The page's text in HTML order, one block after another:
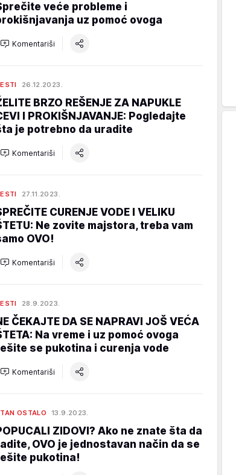
veće probleme i
uz pomoć ovoga
Komentariši
26.12.2023.
BRZO REŠENJE ZA NAPUKLE
I PROKIŠNJAVANJE: Pogledajte
je potrebno da uradite
Komentariši
27.11.2023.
CURENJE VODE I VELIKU
Ne zovite majstora, treba vam
OVO!
Komentariši
28.9.2023.
ČEKAJTE DA SE NAPRAVI JOŠ VEĆA
Na vreme i uz pomoć ovoga
se pukotina i curenja vode
Komentariši
OSTALO 13.9.2023.
ZIDOVI? Ako ne znate šta da
OVO je jednostavan način da se
pukotina!